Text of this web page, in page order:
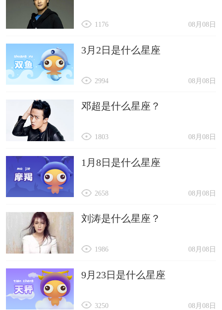
08月08日
1176
3月2日是什么星座
08月08日
2994
邓超是什么星座？
08月08日
1803
1月8日是什么星座
08月08日
2658
刘涛是什么星座？
08月08日
1986
9月23日是什么星座
08月08日
3250